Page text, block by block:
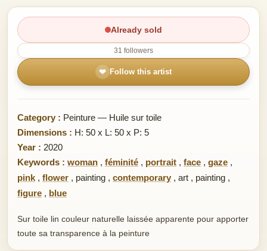
Already sold
31 followers
❤ Follow this artist
Category : Peinture — Huile sur toile
Dimensions : H: 50 x L: 50 x P: 5
Year : 2020
Keywords : woman , féminité , portrait , face , gaze ,
pink , flower , painting , contemporary , art , painting ,
figure , blue
Sur toile lin couleur naturelle laissée apparente pour apporter
toute sa transparence à la peinture